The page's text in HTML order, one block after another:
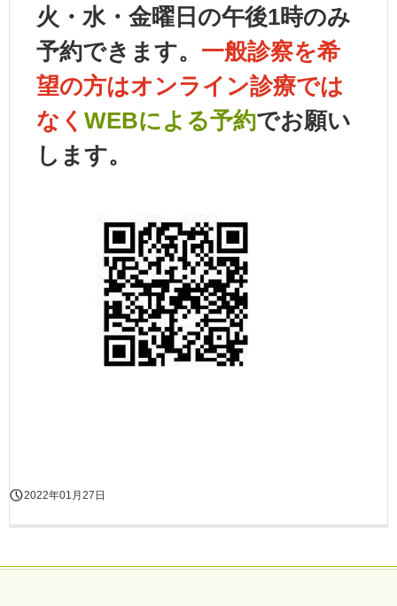
火・水・金曜日の午後1時のみ
予約できます。 一般診察を希
望の方はオンライン診療では
なく WEBによる予約でお願い
します。
2022年01月27日